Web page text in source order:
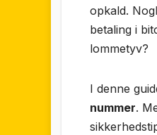
opkald.
betaling i
lommetyv?
I denne
nummer.